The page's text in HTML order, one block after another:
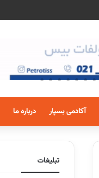
آکادمی بسپار درباره ما
تبلیغات